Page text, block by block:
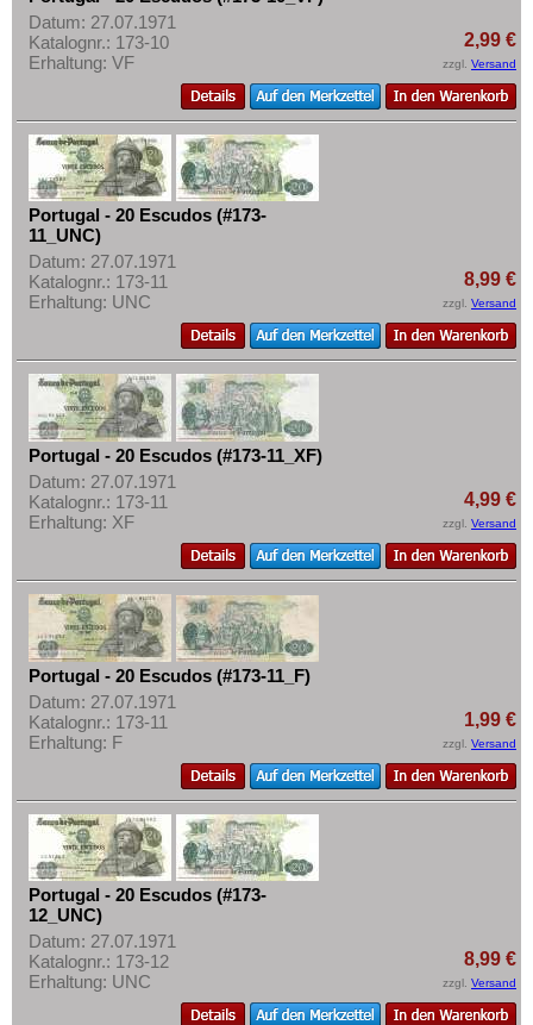
Datum: 27.07.1971
Katalognr.: 173-10
Erhaltung: VF
2,99 €
zzgl. Versand
Portugal - 20 Escudos (#173-
11_UNC)
Datum: 27.07.1971
Katalognr.: 173-11
Erhaltung: UNC
8,99 €
zzgl. Versand
Portugal - 20 Escudos (#173-11_XF)
Datum: 27.07.1971
Katalognr.: 173-11
Erhaltung: XF
4,99 €
zzgl. Versand
Portugal - 20 Escudos (#173-11_F)
Datum: 27.07.1971
Katalognr.: 173-11
Erhaltung: F
1,99 €
zzgl. Versand
Portugal - 20 Escudos (#173-
12_UNC)
Datum: 27.07.1971
Katalognr.: 173-12
Erhaltung: UNC
8,99 €
zzgl. Versand